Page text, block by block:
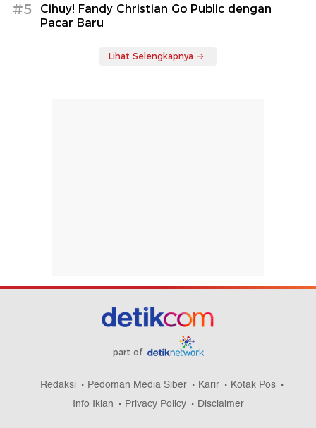
#5
Cihuy! Fandy Christian Go Public dengan
Pacar Baru
Lihat Selengkapnya
part of
Redaksi Pedoman Media Siber Karir
Kotak Pos
Info Iklan
Privacy Policy Disclaimer